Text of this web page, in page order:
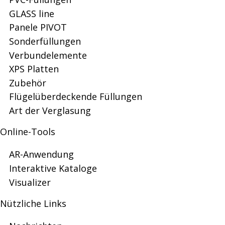
lider
na
rynku
wypełnień
drzwiowych
GLASS line
Panele PIVOT
Sonderfüllungen
Verbundelemente
XPS Platten
Zubehör
Flügelüberdeckende Füllungen
Art der Verglasung
Online-Tools
AR-Anwendung
Interaktive Kataloge
Visualizer
Nützliche Links